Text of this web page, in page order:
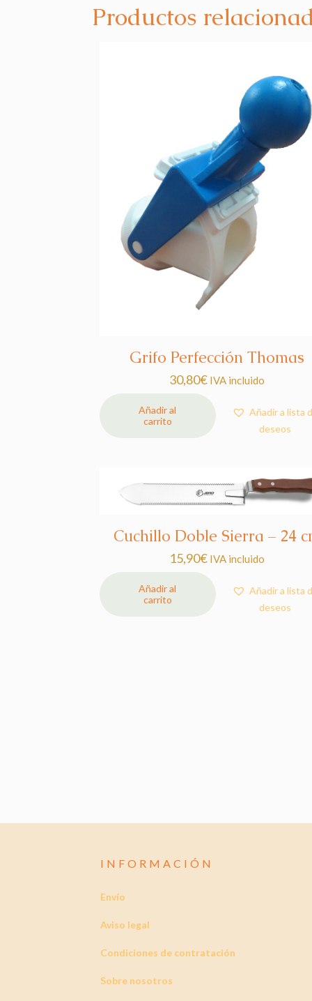
Productos
Grifo Perfección Thomas
30,80€ IVA incluido
Añadir al
carrito
Añadir a lista
deseos
Cuchillo Doble Sierra – 24
15,90€ IVA incluido
Añadir al
carrito
Añadir a lista
deseos
INFORMACIÓN
Envío
Aviso legal
Condiciones de contratación
Sobre nosotros